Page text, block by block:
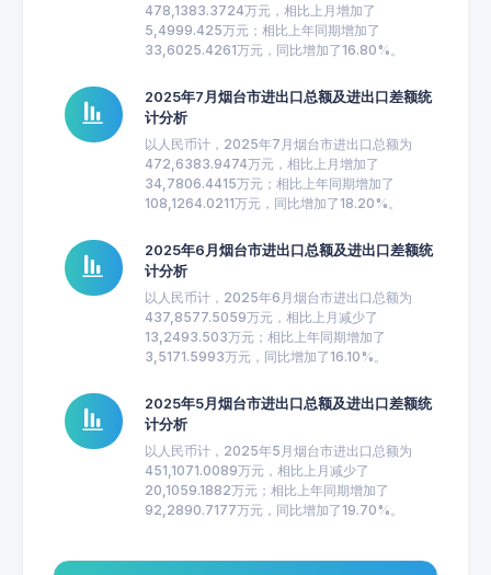
478,1383.3724万元，相比上月增加了
5,4999.425万元；相比上年同期增加了
33,6025.4261万元，同比增加了16.80%。
2025年7月烟台市进出口总额及进出口差额统
计分析
以人民币计，2025年7月烟台市进出口总额为
472,6383.9474万元，相比上月增加了
34,7806.4415万元；相比上年同期增加了
108,1264.0211万元，同比增加了18.20%。
2025年6月烟台市进出口总额及进出口差额统
计分析
以人民币计，2025年6月烟台市进出口总额为
437,8577.5059万元，相比上月减少了
13,2493.503万元；相比上年同期增加了
3,5171.5993万元，同比增加了16.10%。
2025年5月烟台市进出口总额及进出口差额统
计分析
以人民币计，2025年5月烟台市进出口总额为
451,1071.0089万元，相比上月减少了
20,1059.1882万元；相比上年同期增加了
92,2890.7177万元，同比增加了19.70%。